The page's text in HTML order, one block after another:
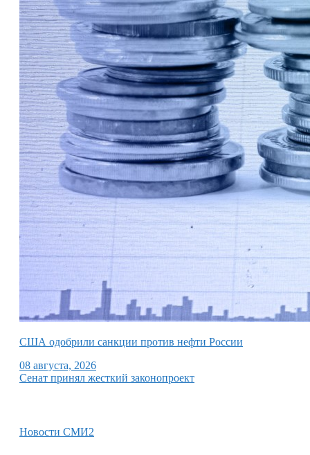
США одобрили санкции против нефти России
08 августа, 2026
Сенат принял жесткий законопроект
Новости СМИ2